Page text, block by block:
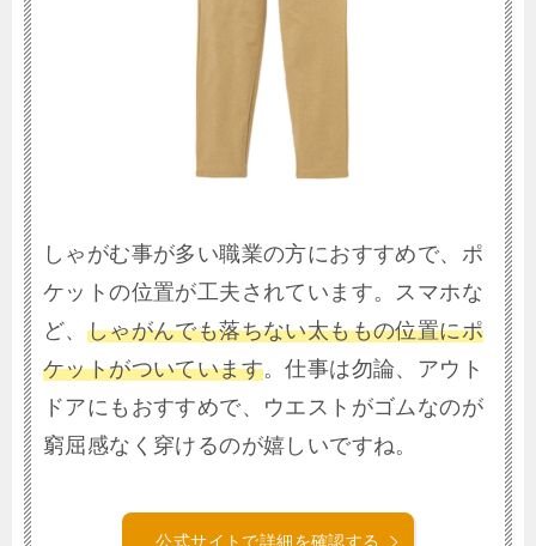
しゃがむ事が多い職業の方におすすめで、ポ
ケットの位置が工夫されています。スマホな
ど、 しゃがんでも落ちない太ももの位置にポ
ケットがついています。仕事は勿論、アウト
ドアにもおすすめで、ウエストがゴムなのが
窮屈感なく穿けるのが嬉しいですね。
公式サイトで詳細を確認する